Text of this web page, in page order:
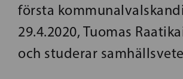
första
29.4.2020, Tuomas
och studerar